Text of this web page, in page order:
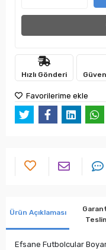
Hızlı Gönderi
Favorilerime ekle
Ürün Açıklaması
Efsane Futbolcular